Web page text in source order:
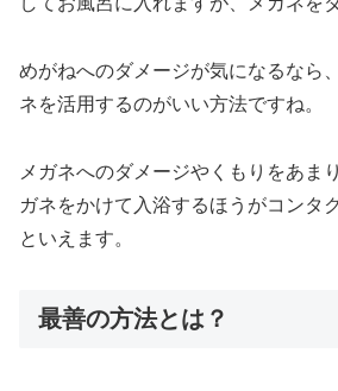
めがねへのダメージが気になるなら
ネを活用するのがいい方法ですね。
メガネへのダメージやくもりをあま
ガネをかけて入浴するほうがコンタ
といえます。
最善の方法とは？